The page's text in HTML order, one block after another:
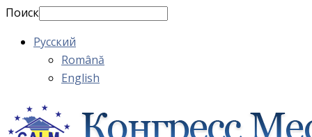
Поиск
Русский
Română
English